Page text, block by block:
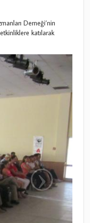
Derneği’nin
katılarak
›